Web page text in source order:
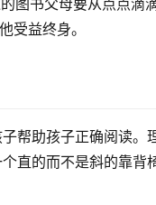
图书父母要从点点滴
受益终身。
帮助孩子正确阅读。
直的而不是斜的靠背